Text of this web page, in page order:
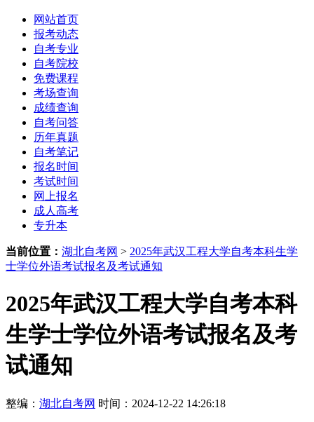
网站首页
报考动态
自考专业
自考院校
免费课程
考场查询
成绩查询
自考问答
历年真题
自考笔记
报名时间
考试时间
网上报名
成人高考
专升本
当前位置： 湖北自考网 > 2025年武汉工程大学自考本科生学
士学位外语考试报名及考试通知
2025年武汉工程大学自考本科
生学士学位外语考试报名及考
试通知
整编： 湖北自考网 时间：2024-12-22 14:26:18